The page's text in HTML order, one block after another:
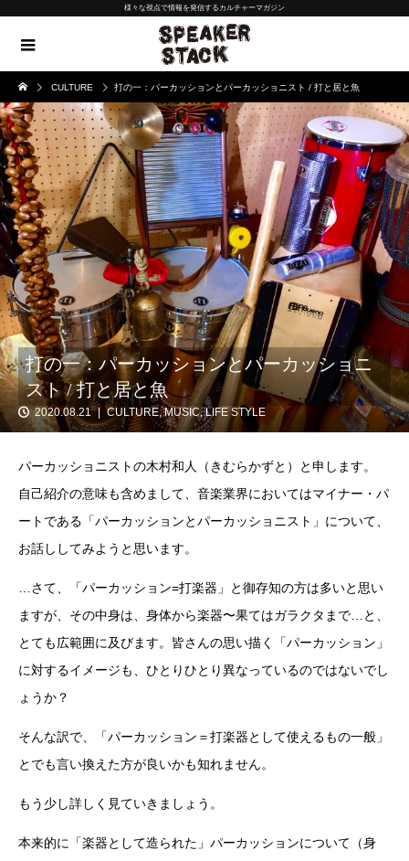
様々な視点で情報を発信するカルチャーマガジン
CULTURE 打の一：パーカッションとパーカッショニスト / 打と居と魚
打の一：パーカッションとパーカッショニ
スト / 打と居と魚
2020.08.21 CULTURE,MUSIC,LIFE STYLE
パーカッショニストの木村和人（きむらかずと）と申します。
自己紹介の意味も含めまして、音楽業界においてはマイナー・パ
ートである「パーカッションとパーカッショニスト」について、
お話ししてみようと思います。
…さて、「パーカッション=打楽器」と御存知の方は多いと思い
ますが、その中身は、身体から楽器〜果てはガラクタまで…と、
とても広範囲に及びます。皆さんの思い描く「パーカッション」
に対するイメージも、ひとりひとり異なっているのではないでし
ょうか？
そんな訳で、「パーカッション＝打楽器として使えるもの一般」
とでも言い換えた方が良いかも知れません。
もう少し詳しく見ていきましょう。
本来的に「楽器として造られた」パーカッションについて（身